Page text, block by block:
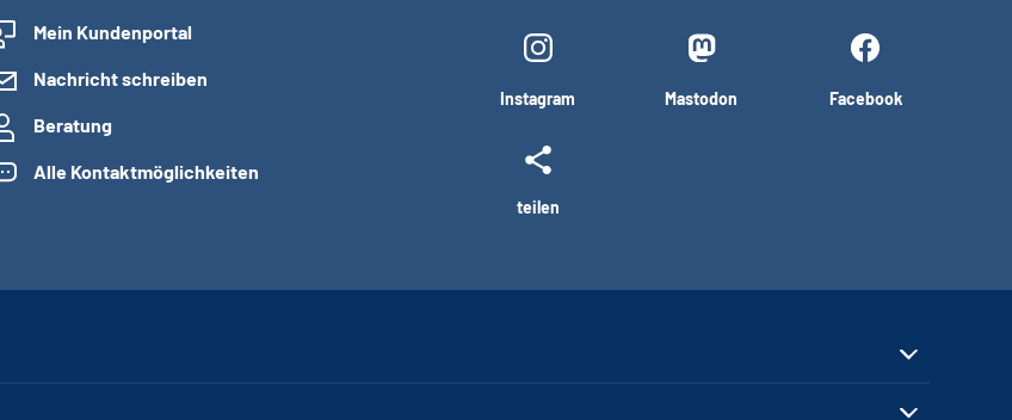
Mein Kundenportal
Nachricht schreiben
Beratung
Alle Kontaktmöglichkeiten
Instagram Mastodon Facebook
teilen